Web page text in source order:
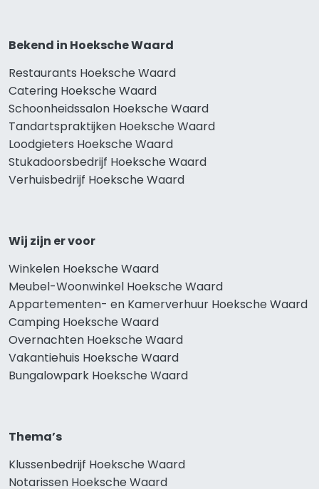
Bekend in Hoeksche Waard
Restaurants Hoeksche Waard
Catering Hoeksche Waard
Schoonheidssalon Hoeksche Waard
Tandartspraktijken Hoeksche Waard
Loodgieters Hoeksche Waard
Stukadoorsbedrijf Hoeksche Waard
Verhuisbedrijf Hoeksche Waard
Wij zijn er voor
Winkelen Hoeksche Waard
Meubel-Woonwinkel Hoeksche Waard
Appartementen- en Kamerverhuur Hoeksche Waard
Camping Hoeksche Waard
Overnachten Hoeksche Waard
Vakantiehuis Hoeksche Waard
Bungalowpark Hoeksche Waard
Thema’s
Klussenbedrijf Hoeksche Waard
Notarissen Hoeksche Waard